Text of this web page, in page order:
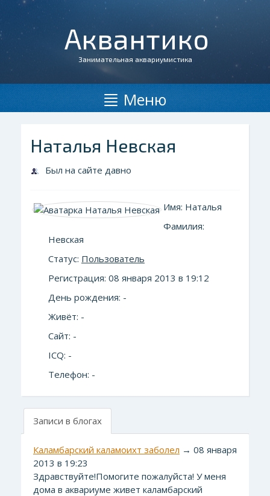
Аквантико
Занимательная аквариумистика
Меню
Наталья Невская
Был на сайте давно
Имя: Наталья
Фамилия:
Невская
Статус: Пользователь
Регистрация: 08 января 2013 в 19:12
День рождения: -
Живёт: -
Сайт: -
ICQ: -
Телефон: -
Записи в блогах
Каламбарский каламоихт заболел → 08 января
2013 в 19:23
Здравствуйте!Помогите пожалуйста! У меня
дома в аквариуме живет каламбарский